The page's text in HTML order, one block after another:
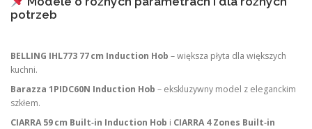
potrzeb
BELLING IHL773 77 cm Induction Hob – większa płyta dla większych
kuchni.
Barazza 1PIDC60N Induction Hob – ekskluzywny model z eleganckim
szkłem.
CIARRA 59 cm Built‑in Induction Hob i CIARRA 4 Zones Built‑in